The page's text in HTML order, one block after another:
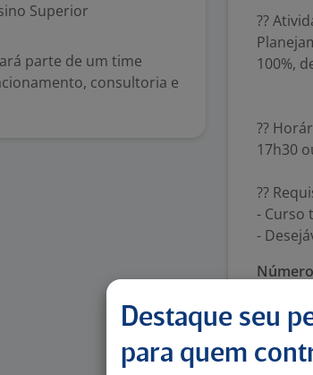
Superior
parte de um time
consultoria e
??
100%,
??
17h30
??
- Curso
-
Tipo de
Área
Destaque seu
para quem